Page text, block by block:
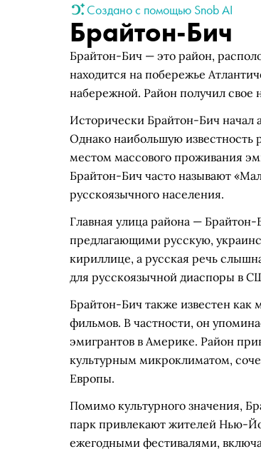
Создано с помощью Snob AI
Брайтон-Бич
Брайтон-Бич — это район,
находится на побережье
набережной. Район получил свое
Исторически Брайтон-Бич начал
Однако наибольшую известность
местом массового проживания
Брайтон-Бич часто называют
русскоязычного населения.
Главная улица района —
предлагающими русскую,
кириллице, а русская речь
для русскоязычной диаспоры в
Брайтон-Бич также известен как
фильмов. В частности, он
эмигрантов в Америке. Район
культурным микроклиматом,
Европы.
Помимо культурного значения,
парк привлекают жителей Нью-
ежегодными фестивалями,